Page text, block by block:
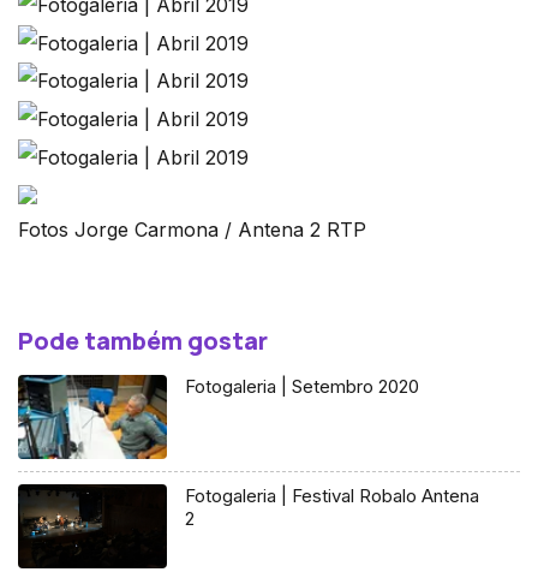
Fotos Jorge Carmona / Antena 2 RTP
Pode também gostar
Fotogaleria | Setembro 2020
Fotogaleria | Festival Robalo Antena
2